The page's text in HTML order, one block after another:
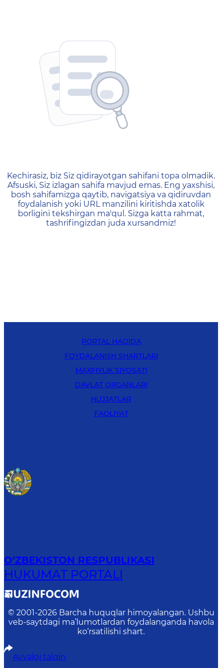
404 — Страница не
Kechirasiz, biz Siz qidirayotgan sahifani topa olmadik.
Afsuski, Siz izlagan sahifa mavjud emas. Eng yaxshisi,
bosh sahifamizga qaytib, navigatsiya va qidiruvdan
foydalanish yoki URL manzilini kiritishda xatolik
borligini tekshirgan ma'qul. Sizga katta rahmat,
tashrifingizdan juda xursandmiz!
PORTAL HAQIDA
FOYDALANISH SHARTLARI
MAXFIYLIK SIYOSATI
DAVLAT ORGANLARI
HUJJATLAR
FAOLIYAT
O‘ZBEKISTON RESPUBLIKASI
HUKUMAT PORTALI
© 2001-2026 Barcha huquqlar himoyalangan. Ushbu
veb-saytdagi ma’lumotlardan foydalanganda havola
ko‘rsatilishi shart.
Avvalgi talqin